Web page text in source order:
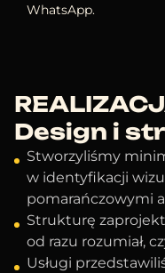
WhatsApp.
Design i
Stworzyliśmy
w identyfikacji
pomarańczowymi
Strukturę
od razu rozumiał,
Usługi